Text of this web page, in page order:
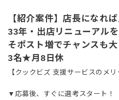
【紹介案件】店長になれ
33年・出店リニューアル
そポスト増でチャンスも
3名★月8日休
【クックビズ 支援サービスのメリ
▼応募後、すぐに選考スタート！